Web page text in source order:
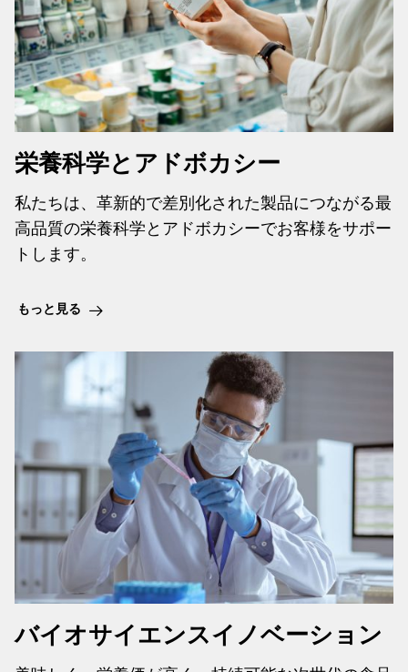
栄養科学とアドボカシー
私たちは、革新的で差別化された製品につながる最
高品質の栄養科学とアドボカシーでお客様をサポー
トします。
もっと見る
バイオサイエンスイノベーション